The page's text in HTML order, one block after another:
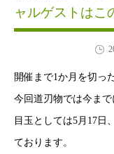
ャルゲストはこ
開催まで1か月を切っ
今回道刃物では今まで
目玉としては5月17日
ております。